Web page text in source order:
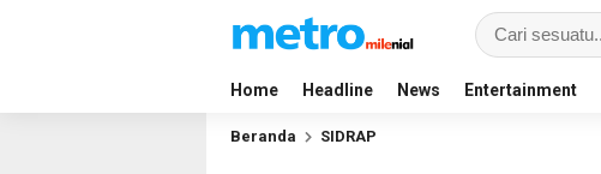
Home Headline News Entertainment
Beranda SIDRAP